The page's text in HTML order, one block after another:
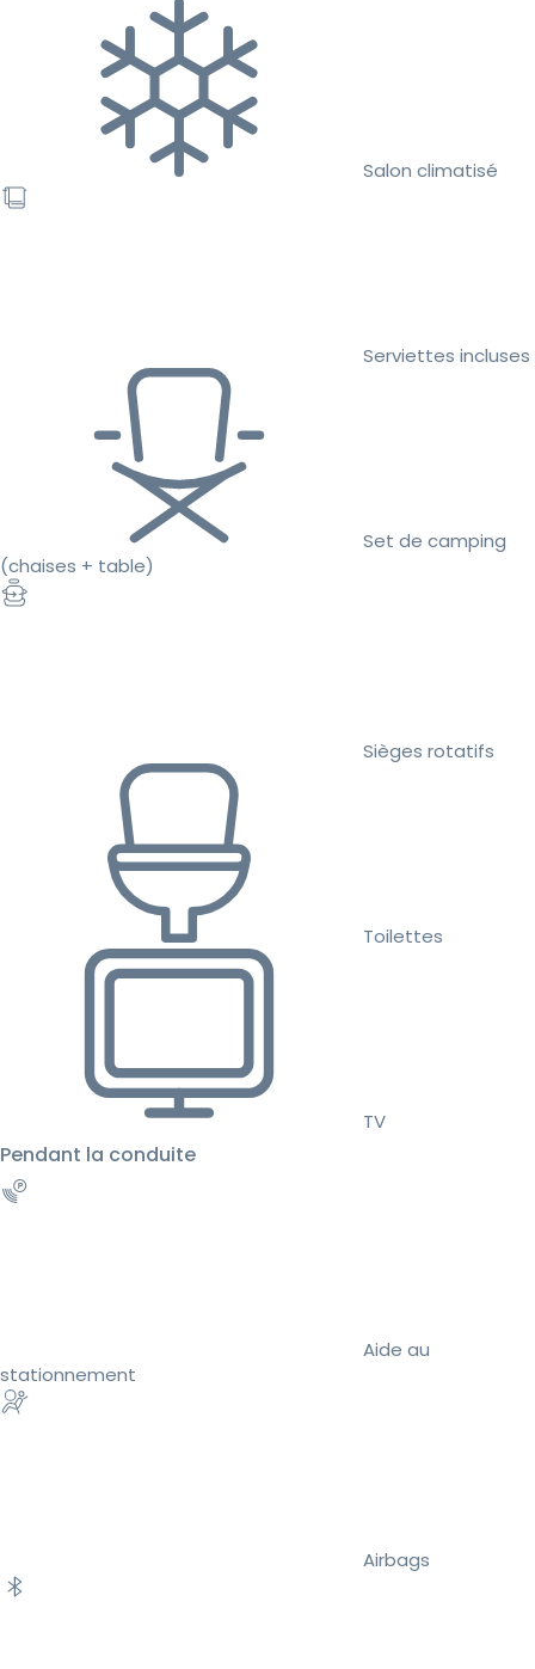
Salon climatisé
Serviettes incluses
Set de camping
(chaises + table)
Sièges rotatifs
Toilettes
TV
Pendant la conduite
Aide au
stationnement
Airbags